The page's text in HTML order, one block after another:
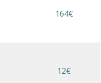
164€
12€